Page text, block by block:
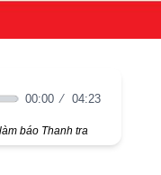
00:00 04:23
báo Thanh tra